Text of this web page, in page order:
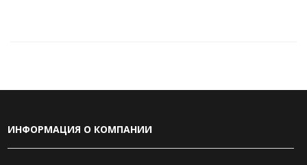
ИНФОРМАЦИЯ О КОМПАНИИ